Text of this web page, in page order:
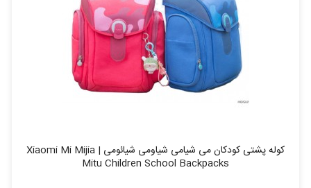
کوله پشتی کودکان می شیامی شیاومی شیائومی | Xiaomi Mi Mijia
Mitu Children School Backpacks